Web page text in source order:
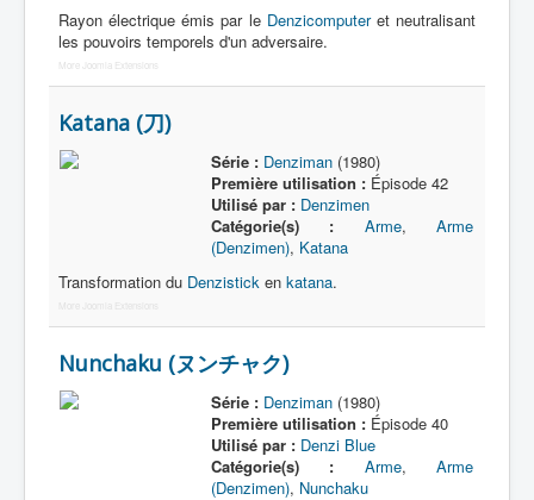
Rayon électrique émis par le Denzicomputeret neutralisant
les pouvoirs temporels d'un adversaire.
More Joomla Extensions
Katana (刀)
Série : Denziman(1980)
Première utilisation :Épisode 42
Utilisé par : Denzimen
Catégorie(s) :
Arme,Arme
(Denzimen), Katana
Transformation du Denzistick en katana.
More Joomla Extensions
Nunchaku (ヌンチャク)
Série : Denziman(1980)
Première utilisation :Épisode 40
Utilisé par : Denzi Blue
Catégorie(s) :
Arme,Arme
(Denzimen), Nunchaku